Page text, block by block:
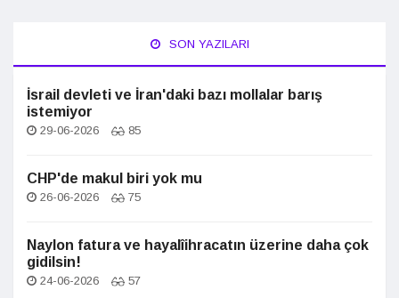
SON YAZILARI
İsrail devleti ve İran'daki bazı mollalar barış
istemiyor
29-06-2026 85
CHP'de makul biri yok mu
26-06-2026 75
Naylon fatura ve hayalîihracatın üzerine daha çok
gidilsin!
24-06-2026 57